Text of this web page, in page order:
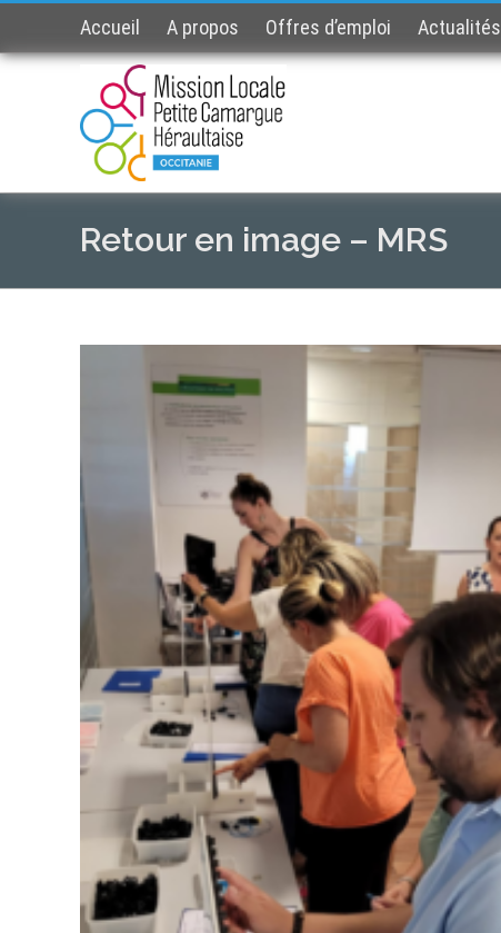
Accueil A propos Offres d’emploi Actualités
Retour en image – MRS